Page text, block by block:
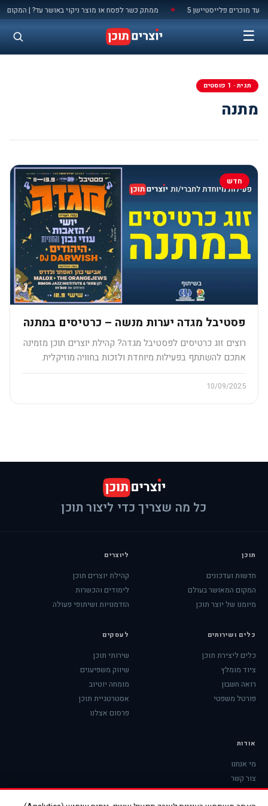
לתוכן ממתק כשר לפסח או מוצר ניקוי באושר עד? | המקום מוכרים פלייסטיישן 5
☰
תגית · 1 פוסטים
מתנה
חדש
פסטיבל מגדה יערות מנשה – כרטיסים במתנה
רוצים זוג כרטיסים לפסטיבל מגדה? קהילת יוצרים תוכן מזמינה
אתכם להשתתף בפעילות מיוחדת ולזכות בחוויה מוזיקלית.
10/09/2025
כל מה שצריך כדי ליצור תוכן
תוכן
חדשות ועדכונים
המקום המאושר בעולם
מיומנו של יוצר תוכן
ליוצרים
קהילת יוצרים תוכן
לימודים והכשרות
הזדמנויות ושיתופי פעולה
כלים ושירותים
כלים ליצירת תוכן
ציוד מומלץ
רואה חשבון
פורטל משפטי
לעסקים
שירותי תוכן
שיווק משפיענים
מומחה יוטיוב
אסטרטגיית תוכן
פרסום אצלנו
אודות
מי אנחנו
צור קשר